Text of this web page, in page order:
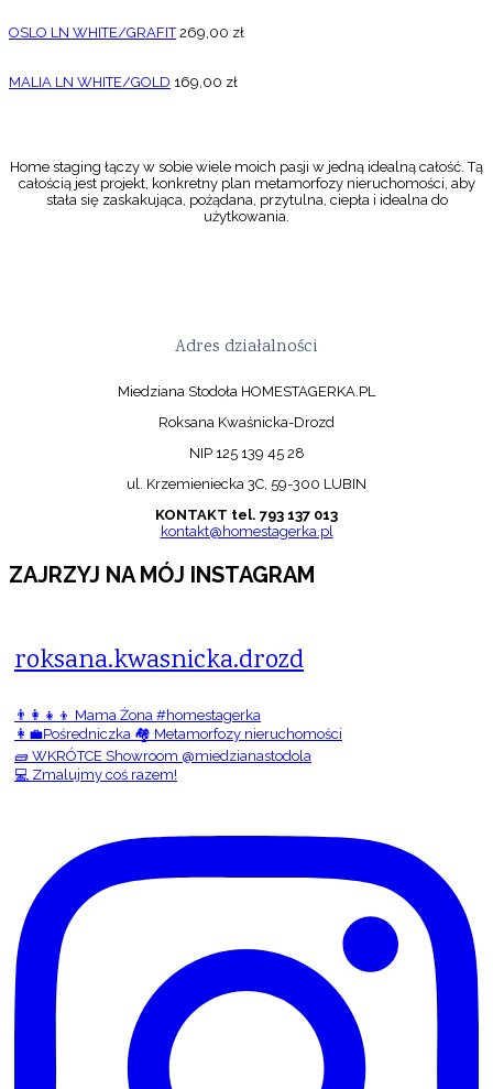
OSLO LN WHITE/GRAFIT 269,00 zł
MALIA LN WHITE/GOLD 169,00 zł
Home staging łączy w sobie wiele moich pasji w jedną idealną całość. Tą
całością jest projekt, konkretny plan metamorfozy nieruchomości, aby
stała się zaskakująca, pożądana, przytulna, ciepła i idealna do
użytkowania.
Adres działalności
Miedziana Stodoła HOMESTAGERKA.PL
Roksana Kwaśnicka-Drozd
NIP 125 139 45 28
ul. Krzemieniecka 3C, 59-300 LUBIN
KONTAKT tel. 793 137 013
kontakt@homestagerka.pl
ZAJRZYJ NA MÓJ INSTAGRAM
roksana.kwasnicka.drozd
👨‍👩‍👧‍👦 Mama Żona #homestagerka
👩‍💼Pośredniczka 🏘️ Metamorfozy nieruchomości
🧱 WKRÓTCE Showroom @miedzianastodola
💻 Zmalujmy coś razem!